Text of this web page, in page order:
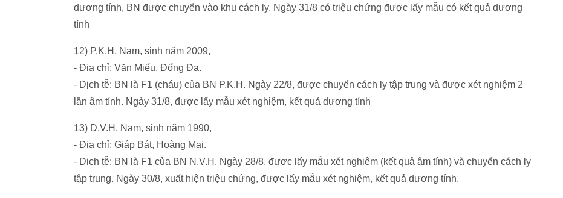
dương tính, BN được chuyển vào khu cách ly. Ngày 31/8 có triệu chứng được lấy mẫu có kết quả dương
tính
12) P.K.H, Nam, sinh năm 2009,
- Địa chỉ: Văn Miếu, Đống Đa.
- Dịch tễ: BN là F1 (cháu) của BN P.K.H. Ngày 22/8, được chuyển cách ly tập trung và được xét nghiệm 2
lần âm tính. Ngày 31/8, được lấy mẫu xét nghiệm, kết quả dương tính
13) D.V.H, Nam, sinh năm 1990,
- Địa chỉ: Giáp Bát, Hoàng Mai.
- Dịch tễ: BN là F1 của BN N.V.H. Ngày 28/8, được lấy mẫu xét nghiệm (kết quả âm tính) và chuyển cách ly
tập trung. Ngày 30/8, xuất hiện triệu chứng, được lấy mẫu xét nghiệm, kết quả dương tính.